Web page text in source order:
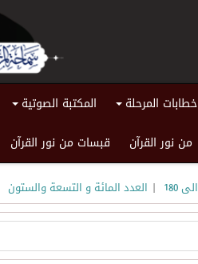
خطابات المرحلة المكتبة الصوتية
من نور القرآن قبسات من نور القرآن
| العدد المائة و التسعة والستون